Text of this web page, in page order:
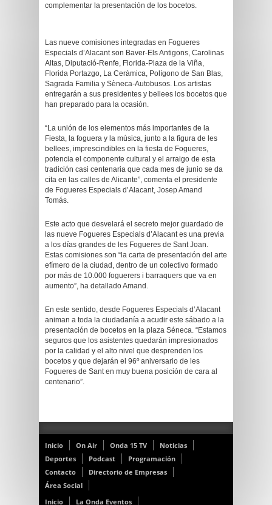
complementar la presentación de los bocetos.
Las nueve comisiones integradas en Fogueres
Especials d’Alacant son Baver-Els Antigons, Carolinas
Altas, Diputació-Renfe, Florida-Plaza de la Viña,
Florida Portazgo, La Ceràmica, Polígono de San Blas,
Sagrada Familia y Sèneca-Autobusos. Los artistas
entregarán a sus presidentes y bellees los bocetos que
han preparado para la ocasión.
“La unión de los elementos más importantes de la
Fiesta, la foguera y la música, junto a la figura de les
bellees, imprescindibles en la fiesta de Fogueres,
potencia el componente cultural y el arraigo de esta
tradición casi centenaria que cada mes de junio se da
cita en las calles de Alicante”, comenta el presidente
de Fogueres Especials d’Alacant, Josep Amand
Tomás.
Este acto que desvelará el secreto mejor guardado de
las nueve Fogueres Especials d’Alacant es una previa
a los días grandes de les Fogueres de Sant Joan.
Estas comisiones son “la carta de presentación del arte
efímero de la ciudad, dentro de un colectivo formado
por más de 10.000 foguerers i barraquers que va en
aumento”, ha detallado Amand.
En este sentido, desde Fogueres Especials d’Alacant
animan a toda la ciudadanía a acudir este sábado a la
presentación de bocetos en la plaza Séneca. “Estamos
seguros que los asistentes quedarán impresionados
por la calidad y el alto nivel que desprenden los
bocetos y que dejarán el 96º aniversario de les
Fogueres de Sant en muy buena posición de cara al
centenario”.
Inicio On Air Onda 15 TV
Noticias
Deportes
Podcast
Programación
Contacto
Directorio de Empresas
Área Social
Inicio
La Onda Eventos